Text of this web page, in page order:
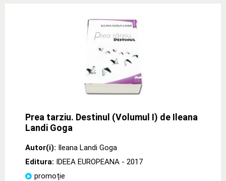
Prea tarziu. Destinul (Volumul I) de Ileana
Landi Goga
Autor(i): Ileana Landi Goga
Editura: IDEEA EUROPEANA - 2017
promoție